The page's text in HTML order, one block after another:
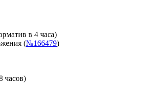
в 4 часа)
(№166479)
часов)